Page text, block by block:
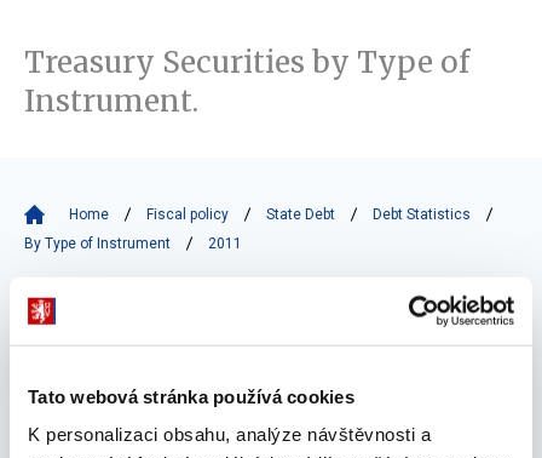
Tato webová stránka používá cookies
K personalizaci obsahu, analýze návštěvnosti a
Treasury Securities by Type of
Instrument.
Home Fiscal policy State Debt
Debt Statistics
By Type of Instrument
2011
Vyberte